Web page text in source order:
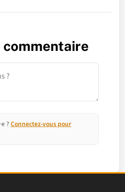
commentaire
? Connectez-vous pour